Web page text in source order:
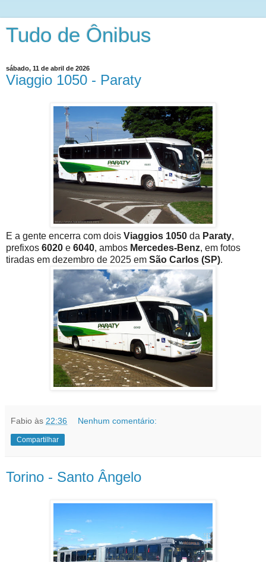
Tudo de Ônibus
sábado, 11 de abril de 2026
Viaggio 1050 - Paraty
E a gente encerra com dois Viaggios 1050 da Paraty,
prefixos 6020 e 6040, ambos Mercedes-Benz, em fotos
tiradas em dezembro de 2025 em São Carlos (SP).
Fabio às 22:36 Nenhum comentário:
Compartilhar
Torino - Santo Ângelo